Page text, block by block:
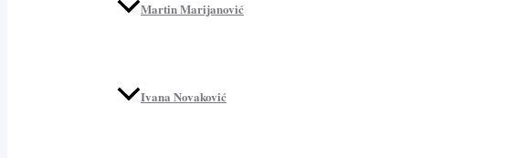
Martin Marijanović
Ivana Novaković